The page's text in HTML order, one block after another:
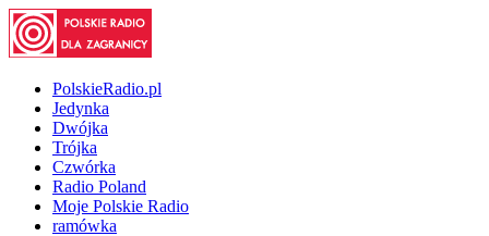
PolskieRadio.pl
Jedynka
Dwójka
Trójka
Czwórka
Radio Poland
Moje Polskie Radio
ramówka